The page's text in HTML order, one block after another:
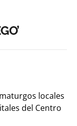
locales
del Centro